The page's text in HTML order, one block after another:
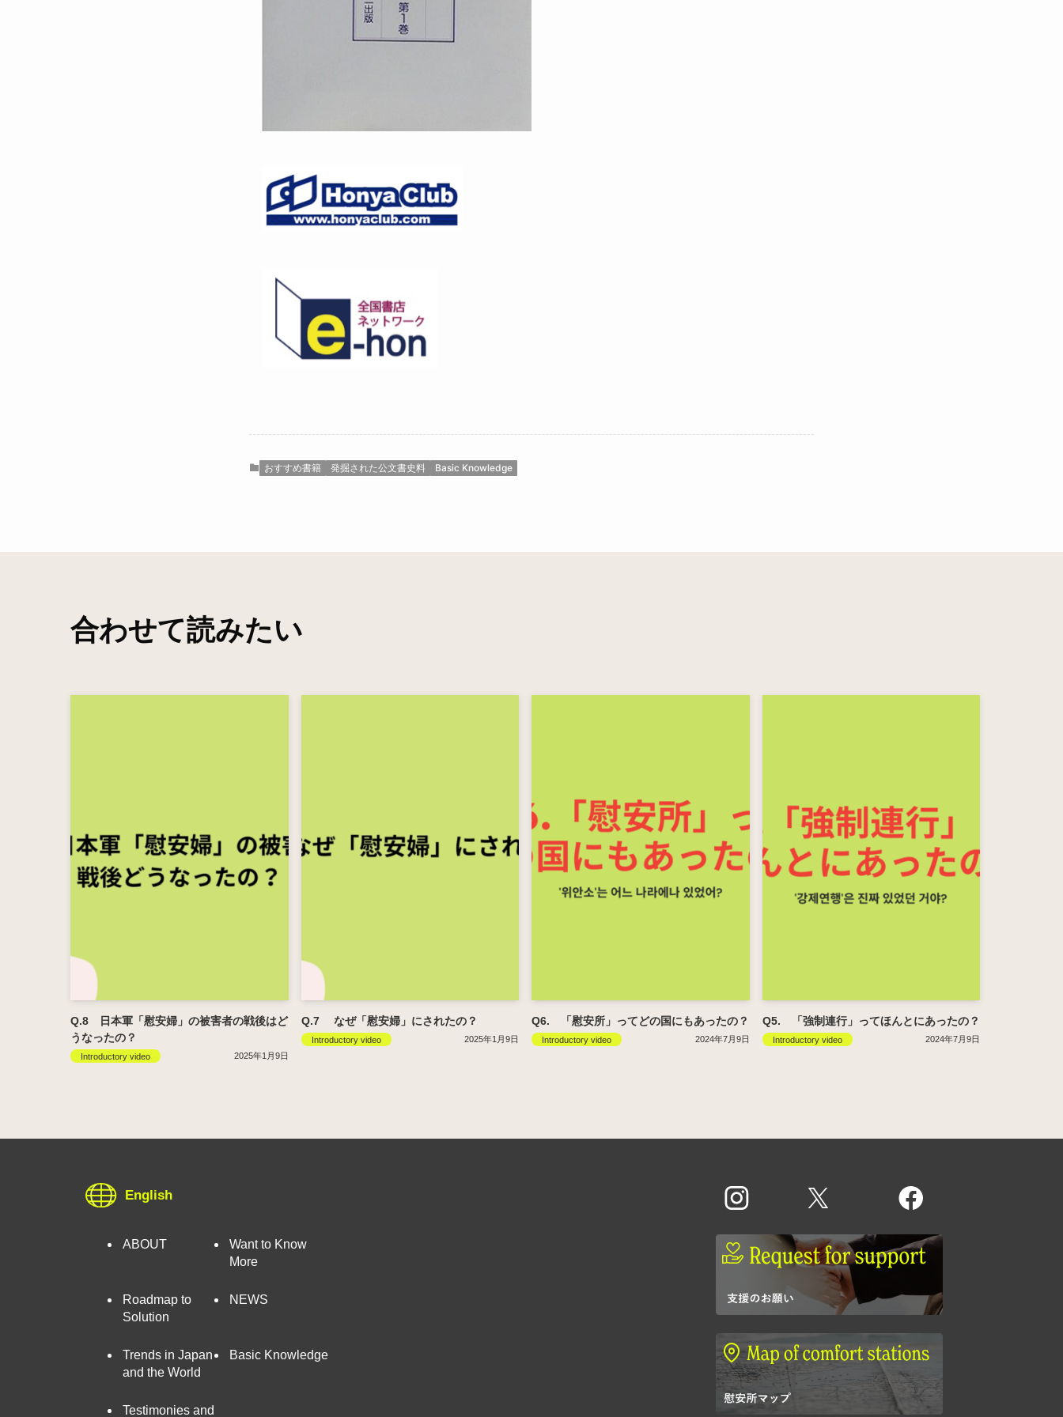
おすすめ書籍 発掘された公文書史料 Basic Knowledge
合わせて読みたい
Q.8 日本軍「慰安婦」の被害者の戦後はど
うなったの？
Introductory video 2025年1月9日
Q.7 なぜ「慰安婦」にされたの？
Introductory video 2025年1月9日
Q6. 「慰安所」ってどの国にもあったの？
Introductory video 2024年7月9日
Q5. 「強制連行」ってほんとにあったの？
Introductory video 2024年7月9日
English
ABOUT
Want to Know
More
Roadmap to
Solution
NEWS
Trends in Japan
and the World
Basic Knowledge
Testimonies and